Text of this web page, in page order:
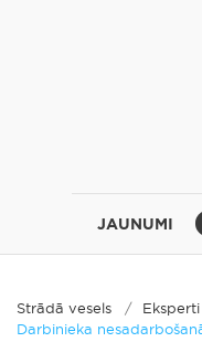
JAUNUMI
Strādā vesels
Darbinieka